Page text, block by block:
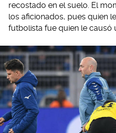
recostado en el suelo. El
los aficionados, pues quien
futbolista fue quien le causó